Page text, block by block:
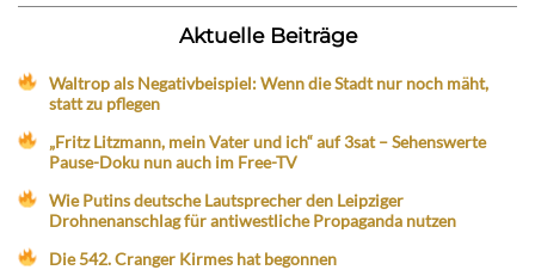
Aktuelle Beiträge
Waltrop als Negativbeispiel: Wenn die Stadt nur noch mäht,
statt zu pflegen
„Fritz Litzmann, mein Vater und ich“ auf 3sat – Sehenswerte
Pause-Doku nun auch im Free-TV
Wie Putins deutsche Lautsprecher den Leipziger
Drohnenanschlag für antiwestliche Propaganda nutzen
Die 542. Cranger Kirmes hat begonnen